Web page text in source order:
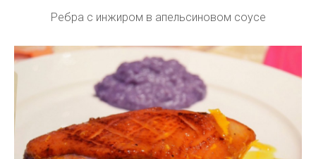
Ребра с инжиром в апельсиновом соусе